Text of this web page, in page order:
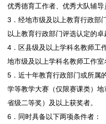
优秀德育工作者、优秀大队辅导
3．经地市级及以上教育行政部
以上教育行政部门评选认定的卓
4．区县级及以上学科名教师工
地市级及以上学科名教师工作室
5．近十年教育行政部门或所属
学等教学大赛（仅限赛课类）
省级二等奖）及以上获奖者。
6．同时具备以下两项条件者：